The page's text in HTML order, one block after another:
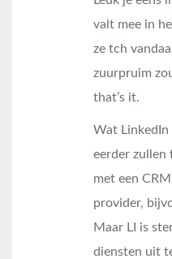
valt mee in
ze tch
zuurpruim
that’s it.
Wat
eerder zullen
met een
provider,
Maar LI is
diensten uit